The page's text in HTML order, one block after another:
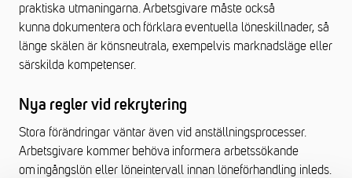
praktiska utmaningarna. Arbetsgivare måste också
kunna dokumentera och förklara eventuella löneskillnader, så
länge skälen är könsneutrala, exempelvis marknadsläge eller
särskilda kompetenser.
Nya regler vid rekrytering
Stora förändringar väntar även vid anställningsprocesser.
Arbetsgivare kommer behöva informera arbetssökande
om ingångslön eller löneintervall innan löneförhandling inleds.